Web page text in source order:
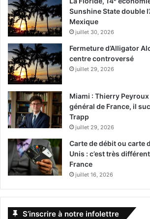
Sunshine State double
Mexique
juillet 30, 2026
Fermeture d’Alligator
centre controversé
juillet 29, 2026
Miami : Thierry
général de France, il
Trapp
juillet 29, 2026
Carte de débit ou carte
Unis : c’est très
France
juillet 16, 2026
S’inscrire à notre infolettre